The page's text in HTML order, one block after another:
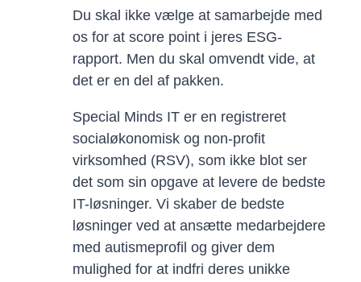
Du skal ikke vælge at samarbejde med
os for at score point i jeres ESG-
rapport. Men du skal omvendt vide, at
det er en del af pakken.
Special Minds IT er en registreret
socialøkonomisk og non-profit
virksomhed (RSV), som ikke blot ser
det som sin opgave at levere de bedste
IT-løsninger. Vi skaber de bedste
løsninger ved at ansætte medarbejdere
med autismeprofil og giver dem
mulighed for at indfri deres unikke